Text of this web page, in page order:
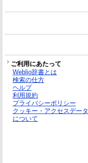
ご利用にあたって
Weblio辞書とは
検索の仕方
ヘルプ
利用規約
プライバシーポリシー
クッキー・アクセスデータ
について